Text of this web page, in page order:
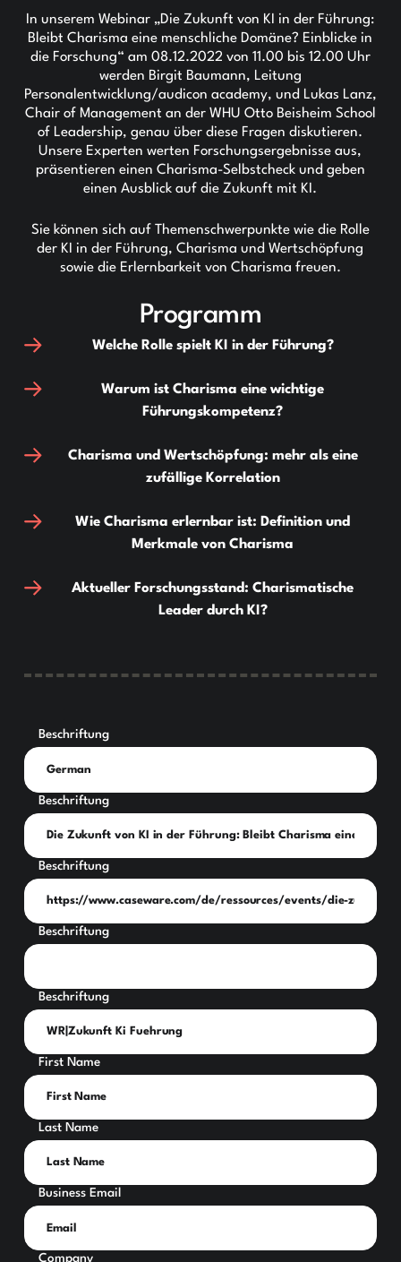
In unserem Webinar „Die Zukunft von KI in der Führung:
Bleibt Charisma eine menschliche Domäne? Einblicke in
die Forschung“ am 08.12.2022 von 11.00 bis 12.00 Uhr
werden Birgit Baumann, Leitung
Personalentwicklung/audicon academy, und Lukas Lanz,
Chair of Management an der WHU Otto Beisheim School
of Leadership, genau über diese Fragen diskutieren.
Unsere Experten werten Forschungsergebnisse aus,
präsentieren einen Charisma-Selbstcheck und geben
einen Ausblick auf die Zukunft mit KI.
Sie können sich auf Themenschwerpunkte wie die Rolle
der KI in der Führung, Charisma und Wertschöpfung
sowie die Erlernbarkeit von Charisma freuen.
Programm
Welche Rolle spielt KI in der Führung?
Warum ist Charisma eine wichtige
Führungskompetenz?
Charisma und Wertschöpfung: mehr als eine
zufällige Korrelation
Wie Charisma erlernbar ist: Definition und
Merkmale von Charisma
Aktueller Forschungsstand: Charismatische
Leader durch KI?
Beschriftung
Beschriftung
Beschriftung
Beschriftung
Beschriftung
First Name
Last Name
Business Email
Company